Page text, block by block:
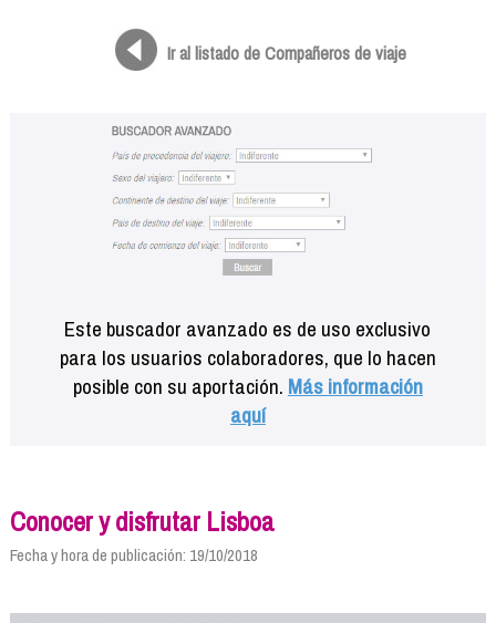
Ir al listado de Compañeros de viaje
Este buscador avanzado es de uso exclusivo
para los usuarios colaboradores, que lo hacen
posible con su aportación. Más información
aquí
Conocer y disfrutar Lisboa
Fecha y hora de publicación: 19/10/2018